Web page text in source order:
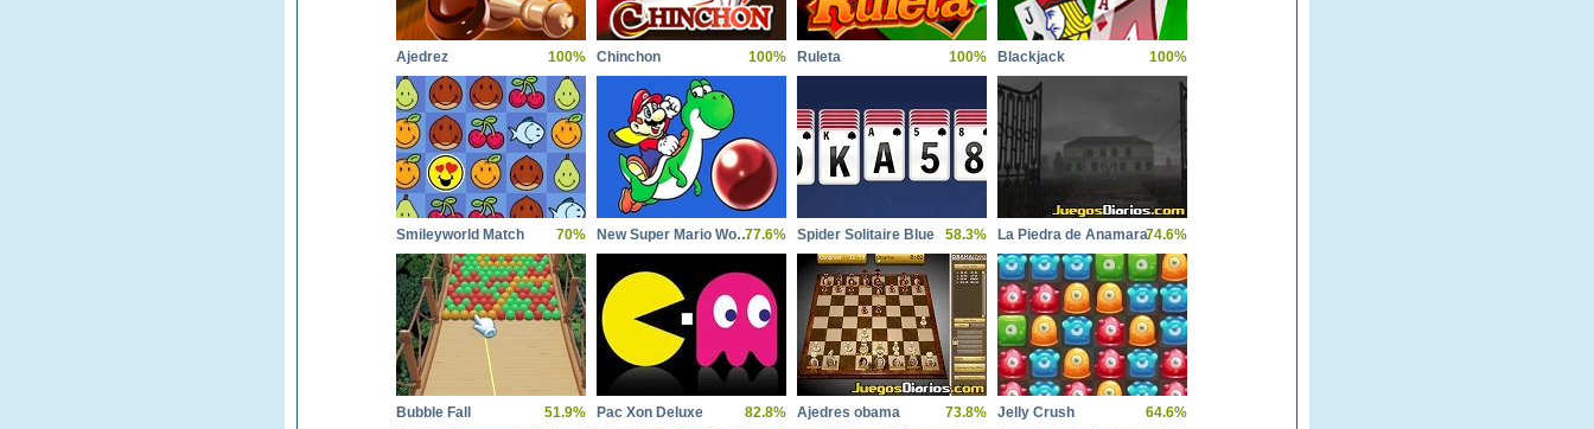
Ajedrez 100% Chinchon 100% Ruleta 100% Blackjack 100%
Smileyworld Match 70% New Super Mario World 1 The Twelve Magic Orbs77.6% Spider Solitaire Blue 58.3% La Piedra de Anamara74.6%
Bubble Fall 51.9% Pac Xon Deluxe 82.8% Ajedres obama 73.8% Jelly Crush 64.6%